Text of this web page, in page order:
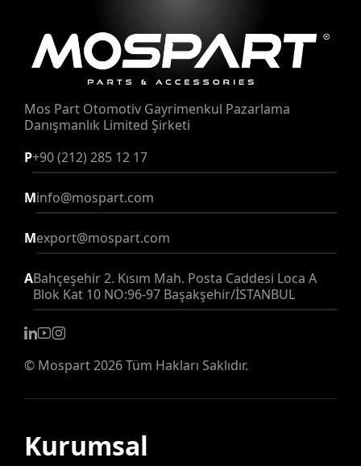
Mos Part Otomotiv Gayrimenkul Pazarlama
Danışmanlık Limited Şirketi
P+90 (212) 285 12 17
Minfo@mospart.com
Mexport@mospart.com
ABahçeşehir 2. Kısım Mah. Posta Caddesi Loca A
Blok Kat 10 NO:96-97 Başakşehir/İSTANBUL
© Mospart2026 Tüm Hakları Saklıdır.
Kurumsal